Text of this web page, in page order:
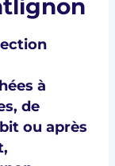
à
de
ou après